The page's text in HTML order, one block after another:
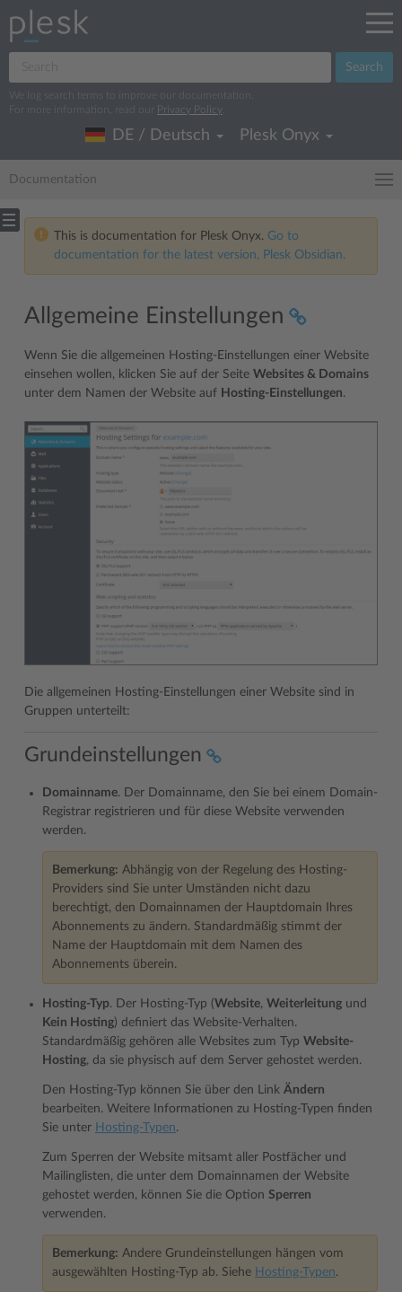
Search
We log search terms to improve our documentation.
For more information, read our
Privacy Policy
DE / Deutsch Plesk Onyx
Documentation
This is documentation for Plesk Onyx. Go to
documentation for the latest version, Plesk Obsidian.
Allgemeine Einstellungen
Wenn Sie die allgemeinen Hosting-Einstellungen einer Website
einsehen wollen, klicken Sie auf der Seite Websites & Domains
unter dem Namen der Website auf Hosting-Einstellungen.
Die allgemeinen Hosting-Einstellungen einer Website sind in
Gruppen unterteilt:
Grundeinstellungen
Domainname. Der Domainname, den Sie bei einem Domain-
Registrar registrieren und für diese Website verwenden
werden.
Bemerkung: Abhängig von der Regelung des Hosting-
Providers sind Sie unter Umständen nicht dazu
berechtigt, den Domainnamen der Hauptdomain Ihres
Abonnements zu ändern. Standardmäßig stimmt der
Name der Hauptdomain mit dem Namen des
Abonnements überein.
Hosting-Typ. Der Hosting-Typ (Website, Weiterleitung und
Kein Hosting) definiert das Website-Verhalten.
Standardmäßig gehören alle Websites zum Typ Website-
Hosting, da sie physisch auf dem Server gehostet werden.
Den Hosting-Typ können Sie über den Link Ändern
bearbeiten. Weitere Informationen zu Hosting-Typen finden
Sie unter Hosting-Typen.
Zum Sperren der Website mitsamt aller Postfächer und
Mailinglisten, die unter dem Domainnamen der Website
gehostet werden, können Sie die Option Sperren
verwenden.
Bemerkung: Andere Grundeinstellungen hängen vom
ausgewählten Hosting-Typ ab. Siehe Hosting-Typen.